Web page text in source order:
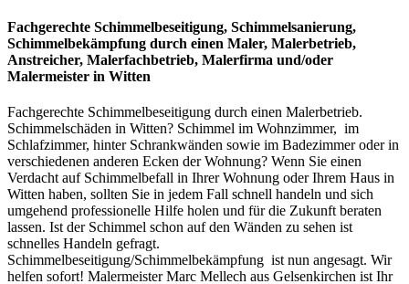
Fachgerechte Schimmelbeseitigung, Schimmelsanierung,
Schimmelbekämpfung durch einen Maler, Malerbetrieb,
Anstreicher, Malerfachbetrieb, Malerfirma und/oder
Malermeister in Witten
Fachgerechte Schimmelbeseitigung durch einen Malerbetrieb.
Schimmelschäden in Witten? Schimmel im Wohnzimmer, im
Schlafzimmer, hinter Schrankwänden sowie im Badezimmer oder in
verschiedenen anderen Ecken der Wohnung? Wenn Sie einen
Verdacht auf Schimmelbefall in Ihrer Wohnung oder Ihrem Haus in
Witten haben, sollten Sie in jedem Fall schnell handeln und sich
umgehend professionelle Hilfe holen und für die Zukunft beraten
lassen. Ist der Schimmel schon auf den Wänden zu sehen ist
schnelles Handeln gefragt.
Schimmelbeseitigung/Schimmelbekämpfung ist nun angesagt. Wir
helfen sofort! Malermeister Marc Mellech aus Gelsenkirchen ist Ihr